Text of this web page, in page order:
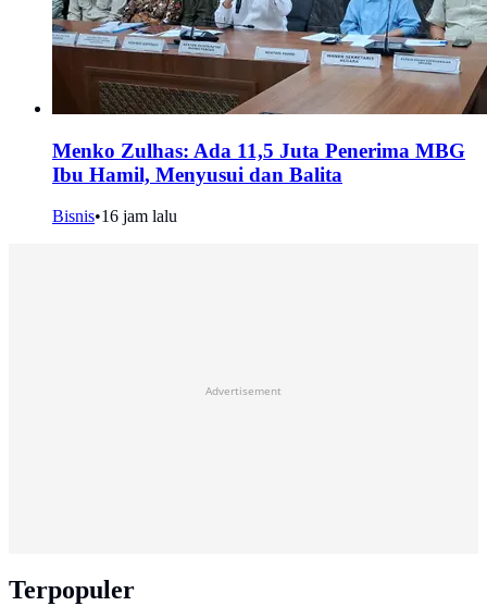
Menko Zulhas: Ada 11,5 Juta Penerima MBG
Ibu Hamil, Menyusui dan Balita
Bisnis•16 jam lalu
Advertisement
Terpopuler